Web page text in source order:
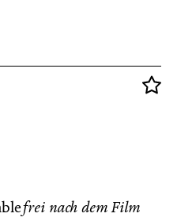
frei nach dem Film